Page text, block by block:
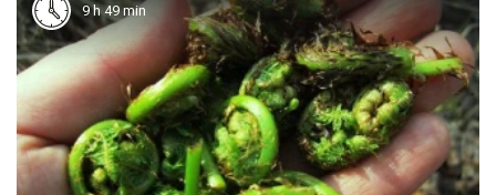
9 h 49 min